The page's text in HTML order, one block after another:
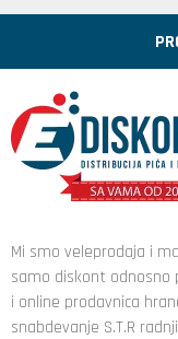
Mi smo veleprodaja i
samo diskont odnosno
i online prodavnica
snabdevanje S.T.R